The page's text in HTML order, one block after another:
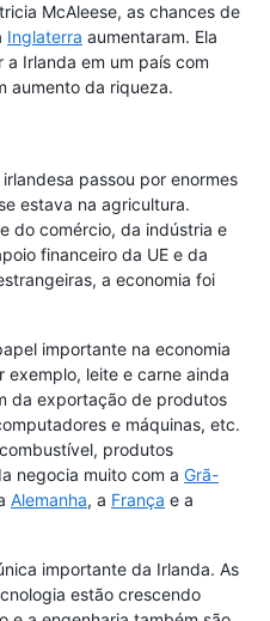
McAleese, as chances de
Inglaterra aumentaram. Ela
Irlanda em um país com
aumento da riqueza.
passou por enormes
estava na agricultura.
do comércio, da indústria e
financeiro da UE e da
a economia foi
importante na economia
exemplo, leite e carne ainda
da exportação de produtos
e máquinas, etc.
produtos
negocia muito com a Grã-
Alemanha, a França e a
importante da Irlanda. As
estão crescendo